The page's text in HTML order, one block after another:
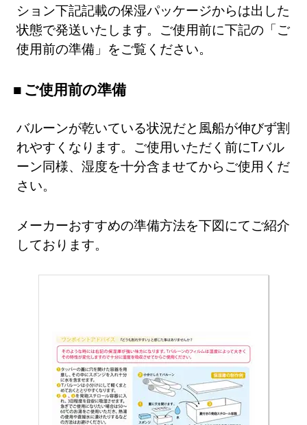
ション下記記載の保湿パッケージからは出した
状態で発送いたします。ご使用前に下記の「ご
使用前の準備」をご覧ください。
ご使用前の準備
バルーンが乾いている状況だと風船が伸びず割
れやすくなります。ご使用いただく前にTバル
ーン同様、湿度を十分含ませてからご使用くだ
さい。
メーカーおすすめの準備方法を下図にてご紹介
しております。